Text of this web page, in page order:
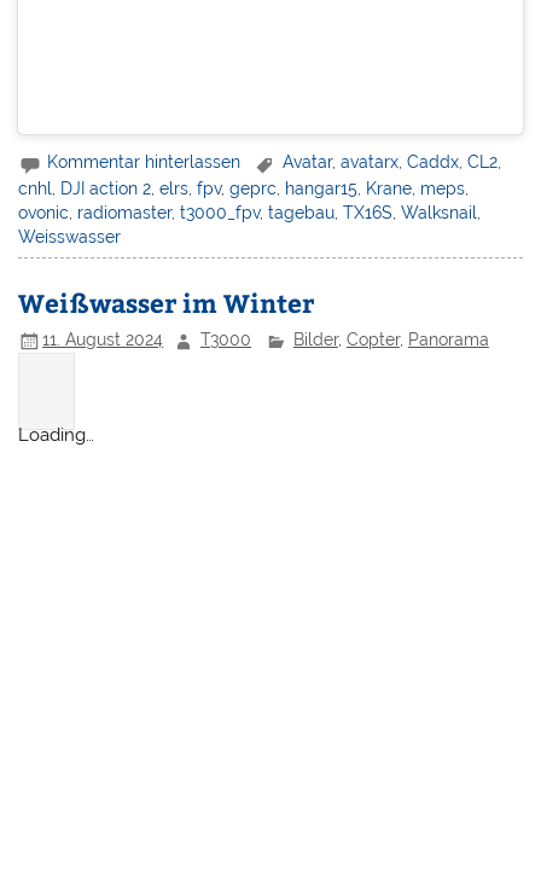
Kommentar hinterlassen Avatar,avatarx,Caddx,CL2,
cnhl
DJI action 2 ,elrs ,fpv,geprc hangar15 Krane meps
ovonic radiomaster,t3000_fpv,tagebau ,TX16S ,Walksnail
Weisswasser
Weißwasser im Winter
11. August 2024 T3000 Bilder, Copter, Panorama
Loading…